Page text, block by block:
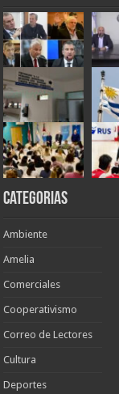
Categorias
Ambiente
Amelia
Comerciales
Cooperativismo
Correo de Lectores
Cultura
Deportes